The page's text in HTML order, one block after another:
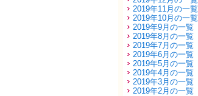
2019年11月の一覧
2019年10月の一覧
2019年9月の一覧
2019年8月の一覧
2019年7月の一覧
2019年6月の一覧
2019年5月の一覧
2019年4月の一覧
2019年3月の一覧
2019年2月の一覧